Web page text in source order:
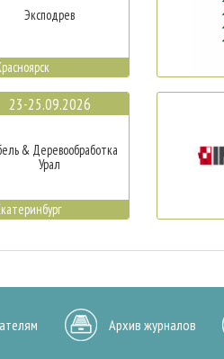
Эксподрев
23-25.09.2026
& Деревообработка
Урал
Архив журналов